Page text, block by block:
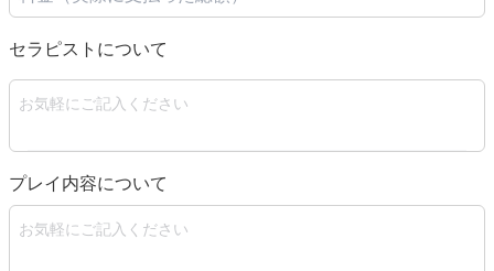
セラピストについて
プレイ内容について